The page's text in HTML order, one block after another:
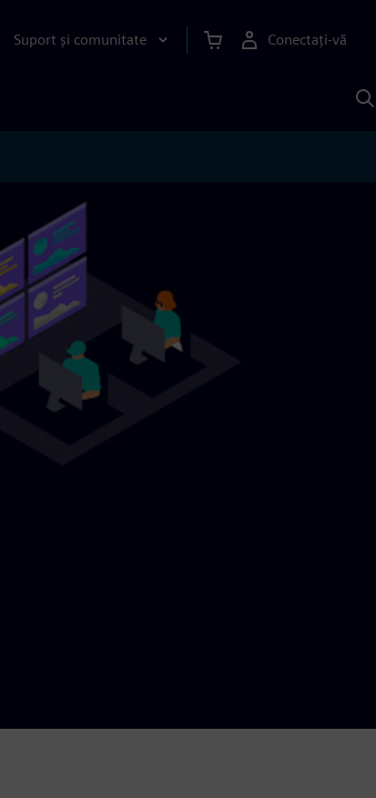
Suport și comunitate Conectați-vă